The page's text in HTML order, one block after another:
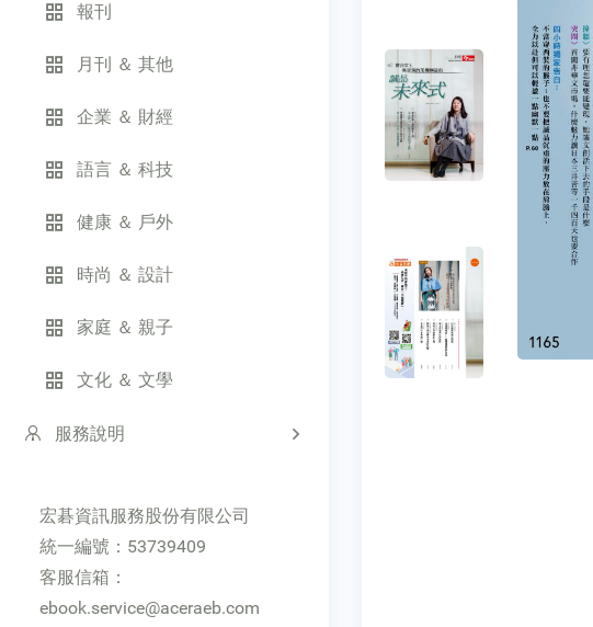
報刊
月刊 ＆ 其他
企業 ＆ 財經
語言 ＆ 科技
健康 ＆ 戶外
時尚 ＆ 設計
家庭 ＆ 親子
文化 ＆ 文學
服務說明
宏碁資訊服務股份有限公司
統一編號：53739409
客服信箱：
ebook.service@aceraeb.com